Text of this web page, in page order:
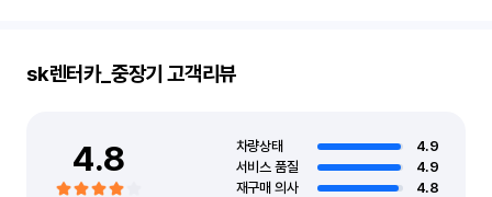
sk렌터카_중장기 고객리뷰
4.8 차량상태
4.9
서비스 품질
4.9
재구매 의사
4.8